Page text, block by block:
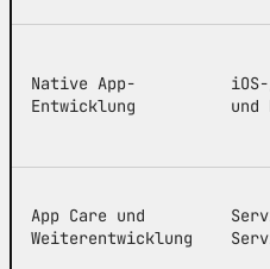
Native App-
Entwicklung
und
App Care und
Weiterentwicklung